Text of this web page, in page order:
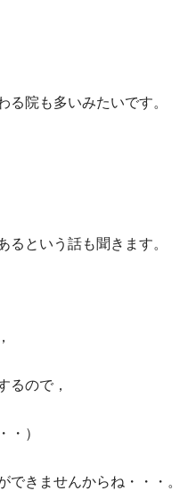
る院も多いみたいです。
るという話も聞きます。
るので，
・）
できませんからね・・・。